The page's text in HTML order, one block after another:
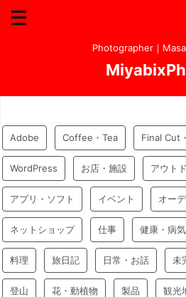
Photographer｜
Adobe Coffee・Tea Final Cut
WordPress お店・施設 アウト
アプリ・ソフト イベント オー
ネットショップ 仕事 健康・病気
料理 旅日記 日常・お話 未
登山 花・動植物 製品 観光